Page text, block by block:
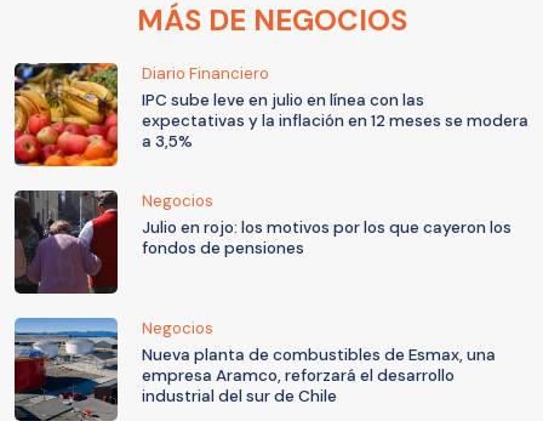
MÁS DE NEGOCIOS
Diario Financiero
IPC sube leve en julio en línea con las
expectativas y la inflación en 12 meses se modera
a 3,5%
Negocios
Julio en rojo: los motivos por los que cayeron los
fondos de pensiones
Negocios
Nueva planta de combustibles de Esmax, una
empresa Aramco, reforzará el desarrollo
industrial del sur de Chile